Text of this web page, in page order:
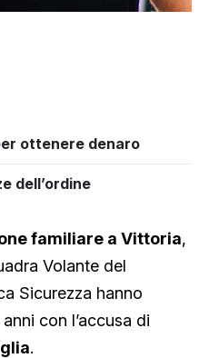
ottenere denaro
dell’ordine
familiare a Vittoria,
Volante del
Sicurezza hanno
con l’accusa di
.